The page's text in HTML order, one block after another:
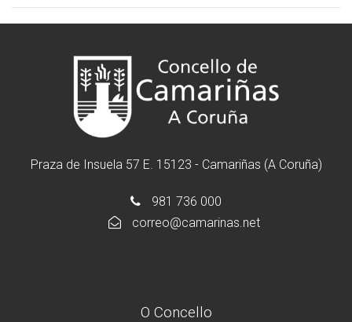
Praza de Insuela 57 E. 15123 - Camariñas (A Coruña)
981 736 000
correo@camarinas.net
O Concello